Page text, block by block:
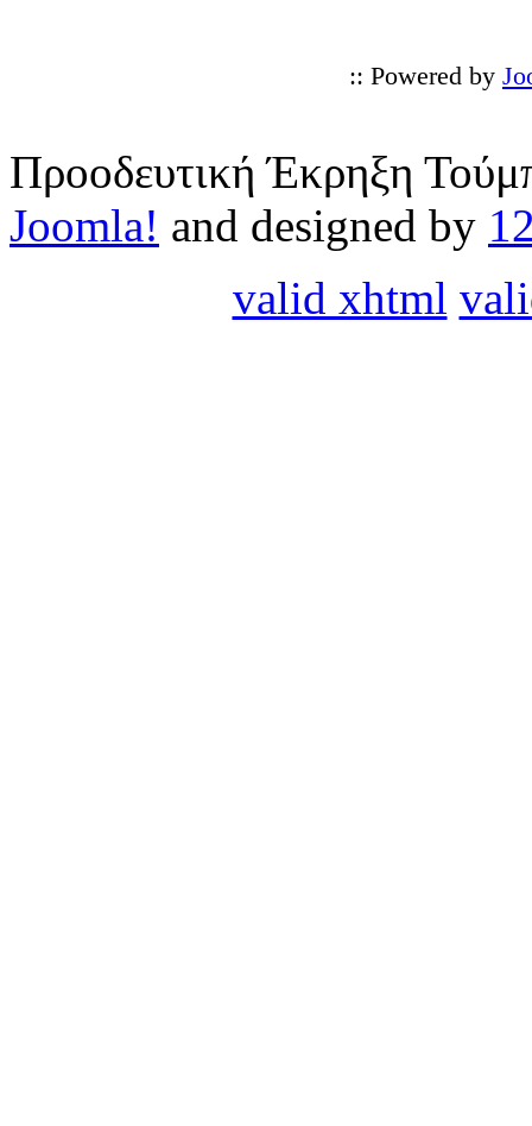
:: Powered by
Προοδευτική Έκρηξη
Joomla! and designed by
valid xhtml